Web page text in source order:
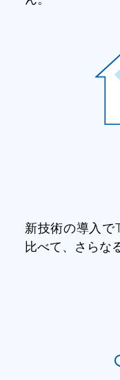
新技術の導入で
比べて、さらな